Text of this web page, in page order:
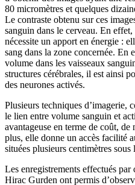
80 micromètres et quelques
Le contraste obtenu sur ces
sanguin dans le cerveau. En
nécessite un apport en énergie :
sang dans la zone concernée. En
volume dans les vaisseaux
structures cérébrales, il est ainsi
des neurones activés.
Plusieurs techniques d’imagerie,
le lien entre volume sanguin et
avantageuse en terme de coût,
plus, elle donne un accès facilité
situées plusieurs centimètres sous
Les enregistrements effectués par
Hirac Gurden ont permis